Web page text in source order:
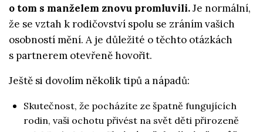
o tom s manželem znovu promluvili.Je normální,
že se vztah k rodičovství spolu se zráním vašich
osobností mění. A je důležité o těchto otázkách
s partnerem otevřeně hovořit.
Ještě si dovolím několik tipů a nápadů:
Skutečnost, že pocházíte ze špatně fungujících
rodin, vaši ochotu přivést na svět děti přirozeně